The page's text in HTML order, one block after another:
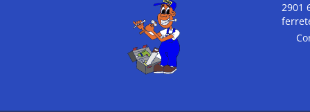
2901